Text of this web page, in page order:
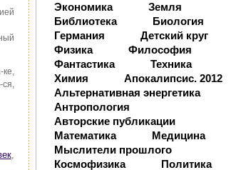
,
Экономика
Земля
Библиотека
Биология
Германия
Детский круг
Физика
Философия
Фантастика
Техника
Химия
Апокалипсис. 2012
Альтернативная энергетика
Антропология
Авторские публикации
Математика
Медицина
Мыслители прошлого
Космофизика
Политика